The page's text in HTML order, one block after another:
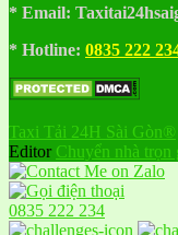
* Email:
* Hotline: 0835 222
Taxi Tải 24H Sài Gòn®
Editor Chuyển nhà trọn
0835 222 234